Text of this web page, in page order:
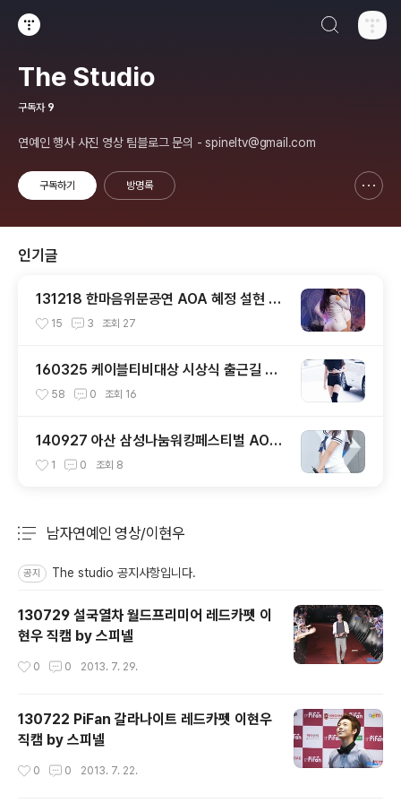
The Studio
구독자 9
연예인 행사 사진 영상 팀블로그 문의 - spineltv@gmail.com
구독하기 방명록
인기글
131218 한마음위문공연 AOA 혜정 설현 직
캠 by 스피넬
15 3 조회 27
160325 케이블티비대상 시상식 출근길 트
와이스 직찍 by 스피넬
58 0 조회 16
140927 아산 삼성나눔워킹페스티벌 AOA
설현 직캠
1 0 조회 8
남자연예인 영상/이현우
공지 The studio 공지사항입니다.
130729 설국열차 월드프리미어 레드카펫 이
현우 직캠 by 스피넬
0 0 2013. 7. 29.
130722 PiFan 갈라나이트 레드카펫 이현우
직캠 by 스피넬
0 0 2013. 7. 22.